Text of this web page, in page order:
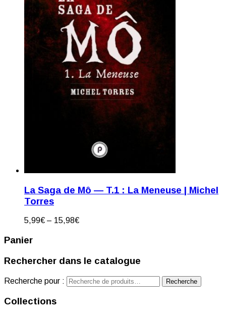
La Saga de Mô — T.1 : La Meneuse | Michel
Torres
5,99€ – 15,98€
Panier
Rechercher dans le catalogue
Recherche pour : Recherche
Collections